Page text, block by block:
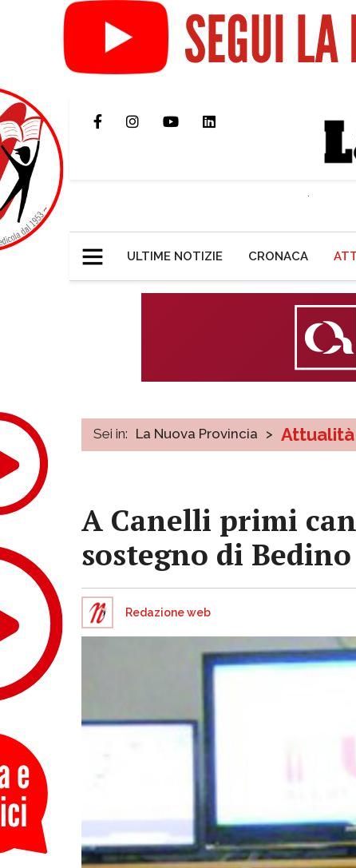
ULTIME NOTIZIE CRONACA
Sei in: La Nuova Provincia > Attualità
A Canelli primi
sostegno di Bedino
Redazione web